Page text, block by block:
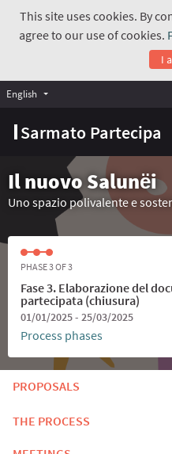
This site uses cookies. By
agree to our use of cookies.
I
Sarmato Partecipa
English Choose language
Il nuovo Salunёi
Uno spazio polivalente e
PHASE 3 OF 3
Fase 3. Elaborazione del
partecipata (chiusura)
01/01/2025 - 25/03/2025
Process phases
PROPOSALS
THE PROCESS